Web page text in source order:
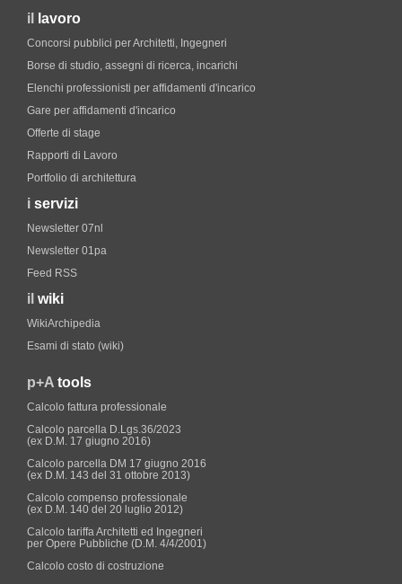
il lavoro
Concorsi pubblici per Architetti, Ingegneri
Borse di studio, assegni di ricerca, incarichi
Elenchi professionisti per affidamenti d'incarico
Gare per affidamenti d'incarico
Offerte di stage
Rapporti di Lavoro
Portfolio di architettura
i servizi
Newsletter 07nl
Newsletter 01pa
Feed RSS
il wiki
WikiArchipedia
Esami di stato (wiki)
p+A tools
Calcolo fattura professionale
Calcolo parcella D.Lgs.36/2023
(ex D.M. 17 giugno 2016)
Calcolo parcella DM 17 giugno 2016
(ex D.M. 143 del 31 ottobre 2013)
Calcolo compenso professionale
(ex D.M. 140 del 20 luglio 2012)
Calcolo tariffa Architetti ed Ingegneri
per Opere Pubbliche (D.M. 4/4/2001)
Calcolo costo di costruzione